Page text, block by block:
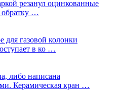
резанул оцинкованные
обратку …
для газовой колонки
в ко …
либо написана
Керамическая кран …